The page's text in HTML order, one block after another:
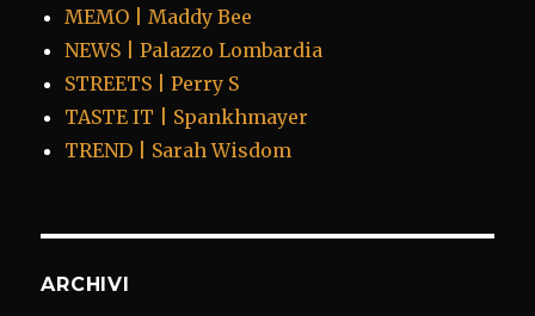
MEMO | Maddy Bee
NEWS | Palazzo Lombardia
STREETS | Perry S
TASTE IT | Spankhmayer
TREND | Sarah Wisdom
ARCHIVI